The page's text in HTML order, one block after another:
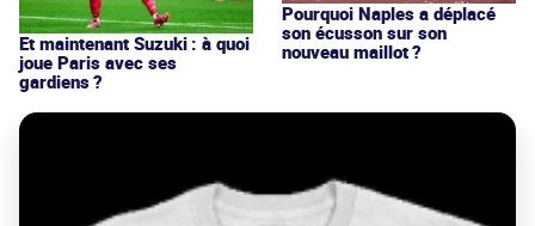
Et maintenant Suzuki : à quoi
joue Paris avec ses
gardiens ?
Pourquoi Naples a déplacé
son écusson sur son
nouveau maillot ?